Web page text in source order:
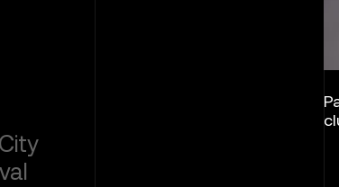
oficial al unuia dintre cele mai urmărite
din lume.